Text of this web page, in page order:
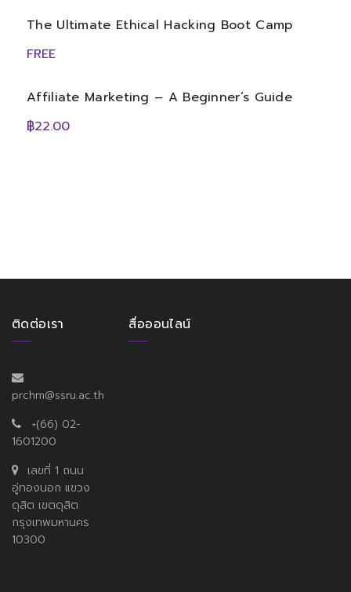
The Ultimate Ethical Hacking Boot Camp
FREE
Affiliate Marketing – A Beginner’s Guide
฿22.00
ติดต่อเรา
prchm@ssru.ac.th
+(66) 02-
1601200
เลขที่ 1 ถนน
อู่ทองนอก แขวง
ดุสิต เขตดุสิต
กรุงเทพมหานคร
10300
สื่อออนไลน์